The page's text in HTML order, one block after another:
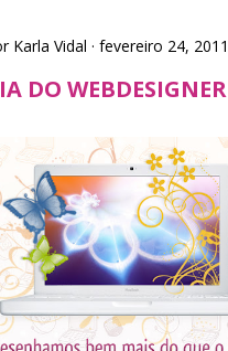
Karla Vidal fevereiro 24, 2011
DO WEBDESIGNER